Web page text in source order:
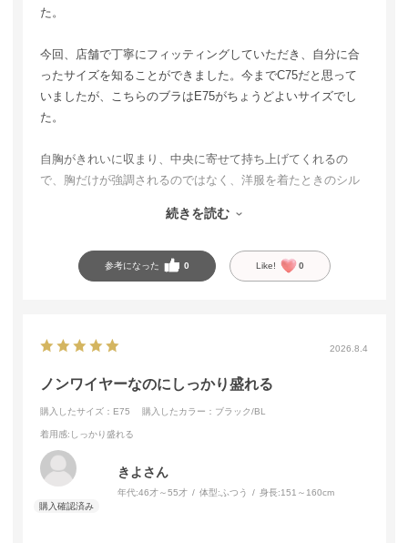
た。
今回、店舗で丁寧にフィッティングしていただき、自分に合
ったサイズを知ることができました。今までC75だと思って
いましたが、こちらのブラはE75がちょうどよいサイズでし
た。
自胸がきれいに収まり、中央に寄せて持ち上げてくれるの
で、胸だけが強調されるのではなく、洋服を着たときのシル
てくれるのに苦しくありません。生地もさらさらしていて肌
触りがよく、暑い季節にも使いやすいところが嬉しいです。
くださった店員さんに感謝しています。セール期間中だった
ットがとても気に入ったので、セール期間中にはリピート購
入したいと思います。
続きを読む
参考になった 0 Like! 0
2026.8.4
ノンワイヤーなのにしっかり盛れる
購入したサイズ：E75 購入したカラー：ブラック/BL
着用感:しっかり盛れる
きよさん
年代:46才～55才 体型: ふつう 身長:151～160cm